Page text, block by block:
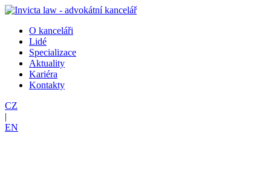
O kanceláři
Lidé
Specializace
Aktuality
Kariéra
Kontakty
CZ
|
EN